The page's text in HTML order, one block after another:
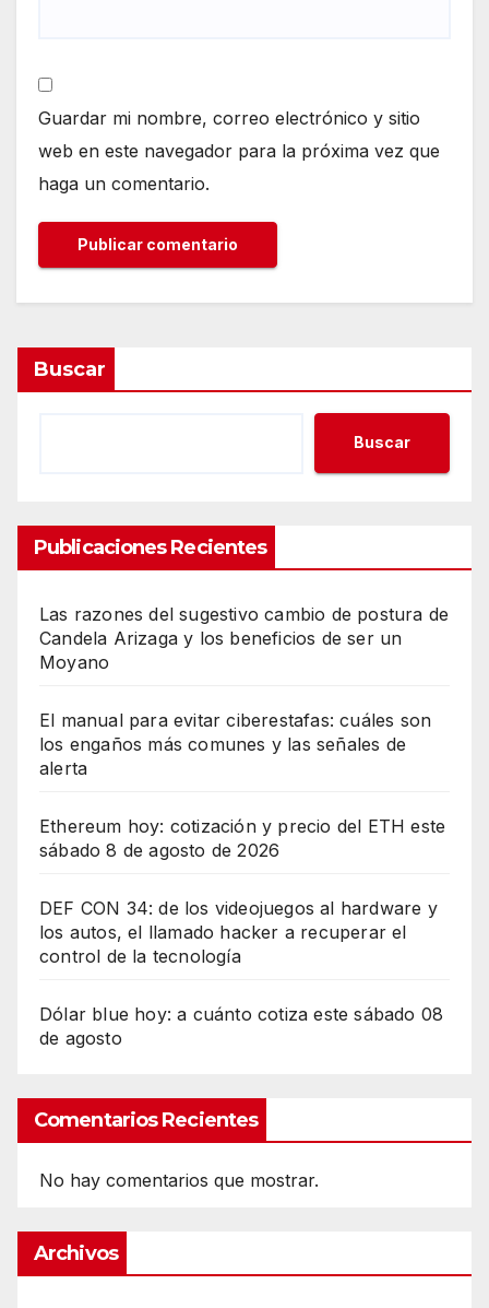
Guardar mi nombre, correo electrónico y sitio
web en este navegador para la próxima vez que
haga un comentario.
Buscar
Buscar
Publicaciones Recientes
Las razones del sugestivo cambio de postura de
Candela Arizaga y los beneficios de ser un
Moyano
El manual para evitar ciberestafas: cuáles son
los engaños más comunes y las señales de
alerta
Ethereum hoy: cotización y precio del ETH este
sábado 8 de agosto de 2026
DEF CON 34: de los videojuegos al hardware y
los autos, el llamado hacker a recuperar el
control de la tecnología
Dólar blue hoy: a cuánto cotiza este sábado 08
de agosto
Comentarios Recientes
No hay comentarios que mostrar.
Archivos